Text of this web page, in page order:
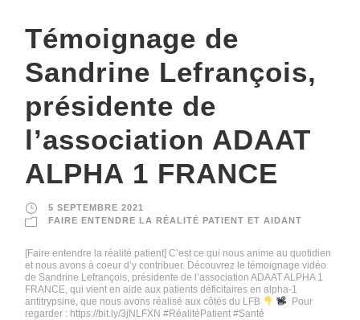
Témoignage de
Sandrine Lefrançois,
présidente de
l’association ADAAT
ALPHA 1 FRANCE
5 SEPTEMBRE 2021
FAIRE ENTENDRE LA RÉALITÉ PATIENT ET AIDANT
[Faire entendre la réalité patient] C’est ce qui nous anime au quotidien
et nous avons à coeur d’y contribuer. Découvrez le témoignage vidéo
de Sandrine Lefrançois, présidente de l’association ADAAT ALPHA 1
FRANCE, qui vient en aide aux patients déficitaires en alpha-1
antitrypsine, que nous avons réalisé aux côtés du LFB
Pour
regarder : https://bit.ly/3jNLFXN #RéalitéPatient #Santé